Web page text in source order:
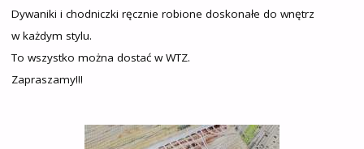
Dywaniki i chodniczki ręcznie robione doskonałe do wnętrz
w każdym stylu.
To wszystko można dostać w WTZ.
Zapraszamy!!!